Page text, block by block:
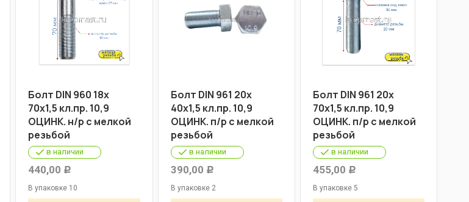
Болт DIN 960 18х
70х1,5 кл.пр. 10,9
ОЦИНК. н/р с мелкой
резьбой
в наличии
440,00 Р
В упаковке 10
Болт DIN 961 20х
40х1,5 кл.пр. 10,9
ОЦИНК. п/р с мелкой
резьбой
в наличии
390,00 Р
В упаковке 2
Болт DIN 961 20х
70х1,5 кл.пр. 10,9
ОЦИНК. п/р с мелкой
резьбой
в наличии
455,00 Р
В упаковке 5